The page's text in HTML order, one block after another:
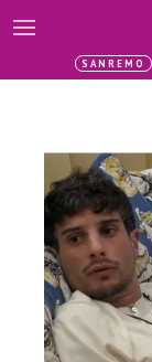
SANREMO